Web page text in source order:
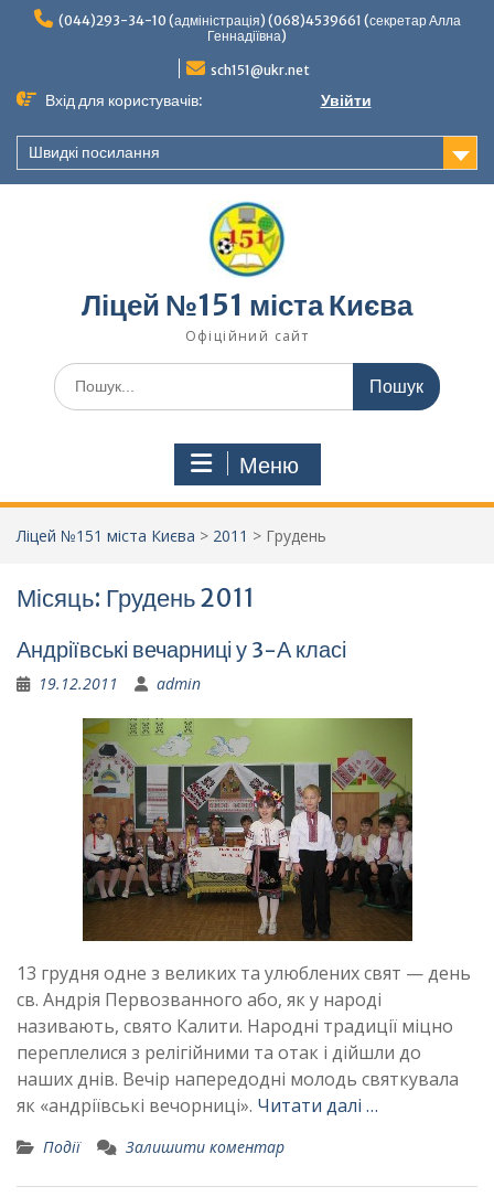
Перейти(044)293-34-10 (адміністрація) (068)4539661 (секретар Алла
Геннадіївна)
sch151@ukr.net
Вхід для користувачів: Увійти
Швидкі посилання
Ліцей №151 міста Києва
Офіційний сайт
Шукати:
Меню
Ліцей №151 міста Києва > 2011 > Грудень
Місяць: Грудень 2011
Андріївські вечарниці у 3-А класі
19.12.2011 admin
13 грудня одне з великих та улюблених свят — день
св. Андрія Первозванного або, як у народі
називають, свято Калити. Народні традиції міцно
переплелися з релігійними та отак і дійшли до
наших днів. Вечір напередодні молодь святкувала
як «андріївські вечорниці». Читати далі …
Події Залишити коментар